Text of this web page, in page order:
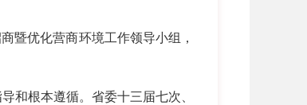
优化营商环境工作领导小组，
根本遵循。省委十三届七次、